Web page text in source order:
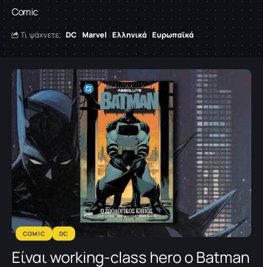
Comic
Τι ψάχνετε; DC Marvel Ελληνικά Ευρωπαϊκά
COMIC DC
Είναι working-class hero ο Batman